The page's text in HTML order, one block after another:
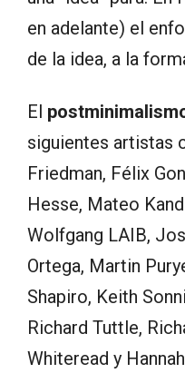
en adelante) el
de la idea, a la
El
siguientes artistas
Friedman, Félix
Hesse, Mateo
Wolfgang LAIB,
Ortega, Martin
Shapiro, Keith
Richard Tuttle,
Whiteread y